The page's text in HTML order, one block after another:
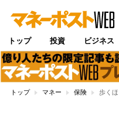
トップ 投資 ビジネス
トップ マネー 保険 歩く